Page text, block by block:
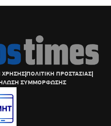
ΧΡΗΣΗΣ|ΠΟΛΙΤΙΚΗ ΠΡΟΣΤΑΣΙΑΣ|
ΣΥΜΜΟΡΦΩΣΗΣ